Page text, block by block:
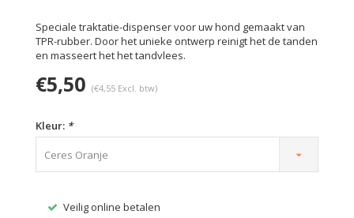
Speciale traktatie-dispenser voor uw hond gemaakt van
TPR-rubber. Door het unieke ontwerp reinigt het de tanden
en masseert het het tandvlees.
€5,50 (€4,55 Excl. btw)
Kleur: *
Ceres Oranje
Veilig online betalen